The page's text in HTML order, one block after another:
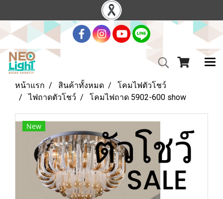
หน้าแรก สินค้าทั้งหมด
โคมไฟตัวโชว์
ไฟถาดตัวโชว์
โคมไฟถาด 5902-600 show
New